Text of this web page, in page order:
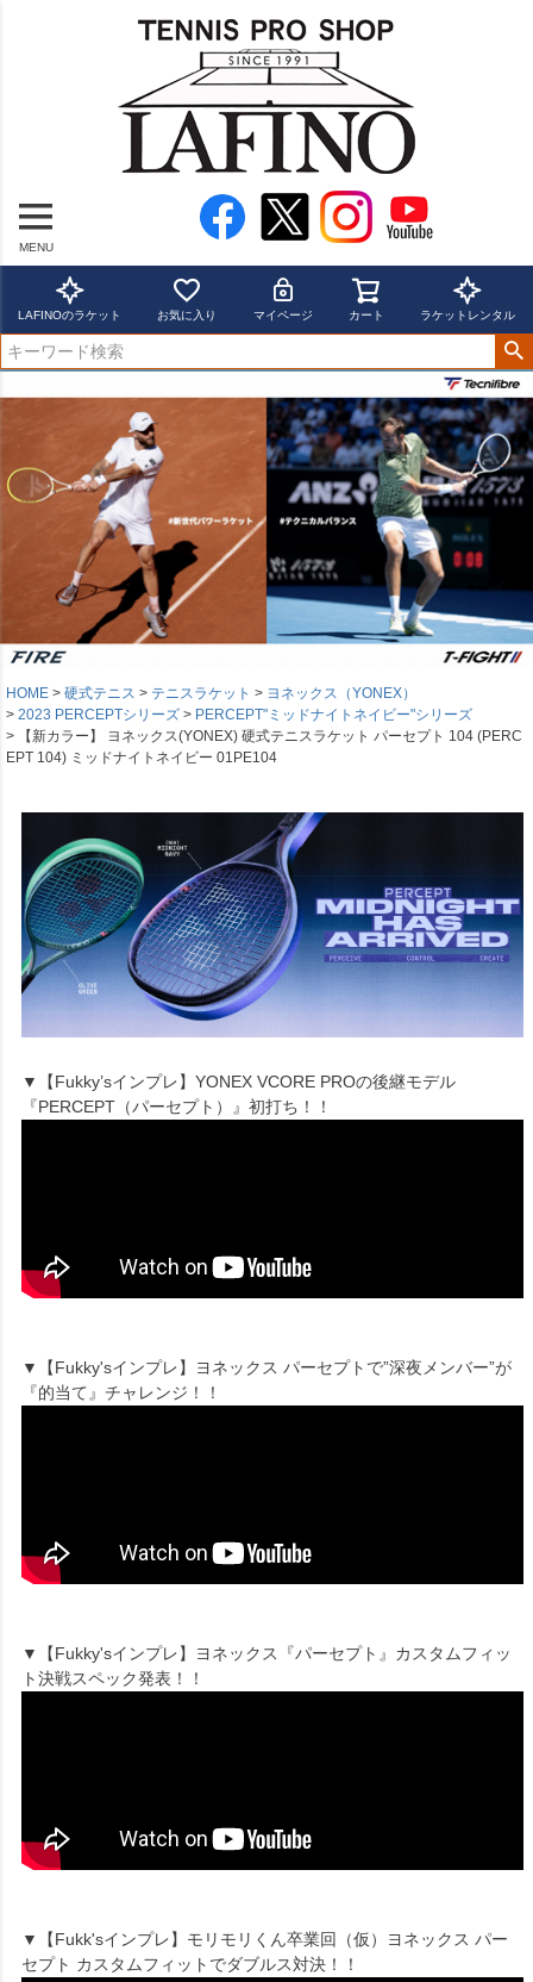
MENU
LAFINOのラケット お気に入り マイページ カート ラケットレンタル
HOME 硬式テニス テニスラケット
ヨネックス（YONEX）
2023 PERCEPTシリーズ
PERCEPT"ミッドナイトネイビー"シリーズ
【新カラー】 ヨネックス(YONEX) 硬式テニスラケット パーセプト 104 (PERC
EPT 104) ミッドナイトネイビー 01PE104
▼【Fukky’sインプレ】YONEX VCORE PROの後継モデル
『PERCEPT（パーセプト）』初打ち！！
▼【Fukky'sインプレ】ヨネックス パーセプトで”深夜メンバー”が
『的当て』チャレンジ！！
▼【Fukky'sインプレ】ヨネックス『パーセプト』カスタムフィッ
ト決戦スペック発表！！
▼【Fukk'sインプレ】モリモリくん卒業回（仮）ヨネックス パー
セプト カスタムフィットでダブルス対決！！